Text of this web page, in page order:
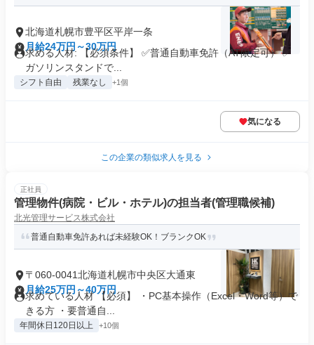
北海道札幌市豊平区平岸一条
月給24万円～30万円
求める人材: 【必須条件】 ✅️普通自動車免許（AT限定可） ✅️
ガソリンスタンドで...
シフト自由 残業なし +1個
気になる
この企業の類似求人を見る
正社員
管理物件(病院・ビル・ホテル)の担当者(管理職候補)
北光管理サービス株式会社
普通自動車免許あれば未経験OK！ブランクOK
〒060-0041北海道札幌市中央区大通東
月給25万円～40万円
求めている人材 【必須】 ・PC基本操作（Excel・Word等）で
きる方 ・要普通自...
年間休日120日以上 +10個